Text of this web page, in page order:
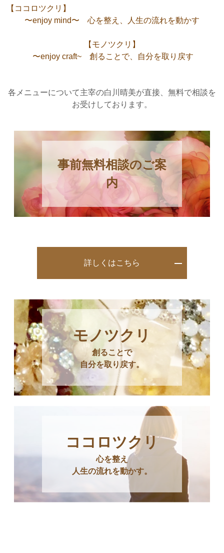
【ココロツクリ】
〜enjoy mind〜 心を整え 人 生の流れを動かす
【 モ ノ ツク リ 】
〜enjoy craft~ 創ることで、自分を取り戻す
各メニューについて主宰の白川晴美が直接、無料で相談を
お受けしております。
事前無料相談のご案
内
詳しくはこちら
モノツクリ
創ることで
自分を取り戻す。
ココロツクリ
心を整え
人生の流れを動かす。